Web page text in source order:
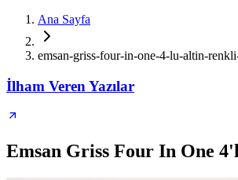
Ana Sayfa
emsan-griss-four-in-one-4-lu-altin-
İlham Veren Yazılar
Emsan Griss Four In One